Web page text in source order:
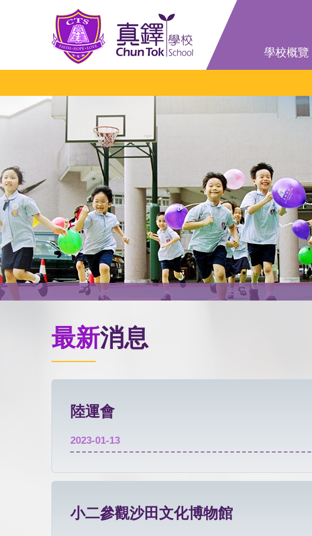
學校概覽
最新消息
陸運會
2023-01-13
小二參觀沙田文化博物館